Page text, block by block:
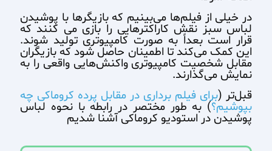
در خیلی از فیلم‌ها می‌بینیم که بازیگرها با پوشیدن
لباس سبز نقش کاراکترهایی را بازی می کنند که
قرار است بعداً به صورت کامپیوتری تولید شوند.
این کمک می‌کند تا اطمینان حاصل شود که بازیگران
مقابل شخصیت کامپیوتری واکنش‌هایی واقعی را به
نمایش می‌گذارند.
قبل‌تر (برای فیلم‌ برداری در مقابل پرده کروماکی چه
بپوشیم؟) به طور مختصر در رابطه با نحوه لباس
پوشیدن در استودیو کروماکی آشنا شدیم